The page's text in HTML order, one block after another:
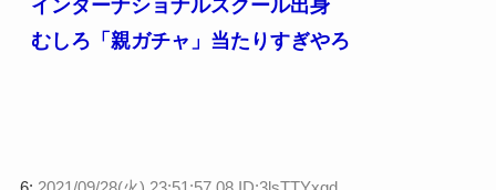
インターナショナルスクール出身
むしろ「親ガチャ」当たりすぎやろ